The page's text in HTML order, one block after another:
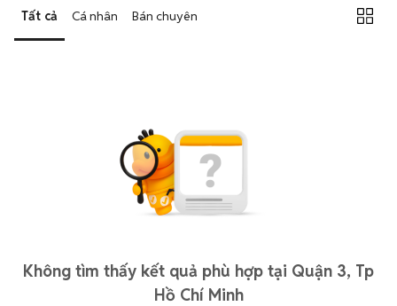
Tất cả Cá nhân Bán chuyên
Không tìm thấy kết quả phù hợp tại Quận 3, Tp
Hồ Chí Minh